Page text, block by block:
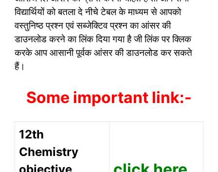
विद्यार्थियों को बतला दे नीचे टेबल के माध्यम से आपको
वस्तुनिष्ठ प्रश्न एवं सब्जेक्टिव प्रश्न का आंसर की
डाउनलोड करने का लिंक दिया गया है जी लिंक पर क्लिक
करके आप आसानी पूर्वक आंसर की डाउनलोड कर सकते
हैं।
Some important link:-
12th
Chemistry